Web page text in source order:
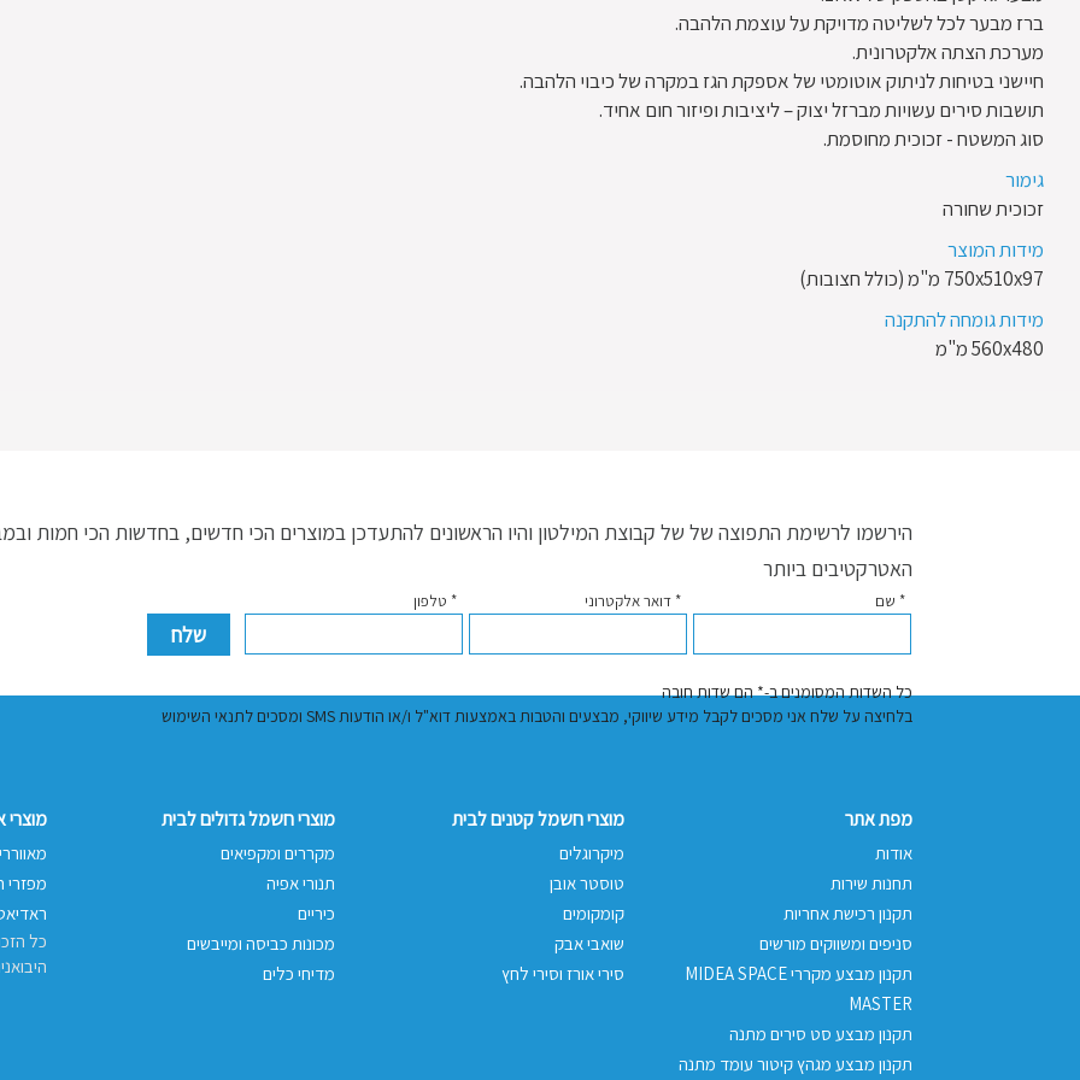
ברז מבער לכל לשליטה מדויקת על עוצמת הלהבה.
מערכת הצתה אלקטרונית.
חיישני בטיחות לניתוק אוטומטי של אספקת הגז במקרה של כיבוי הלהבה.
תושבות סירים עשויות מברזל יצוק – ליציבות ופיזור חום אחיד.
סוג המשטח - זכוכית מחוסמת.
גימור
זכוכית שחורה
מידות המוצר
750x510x97 מ"מ (כולל חצובות)
מידות גומחה להתקנה
560x480 מ"מ
הירשמו לרשימת התפוצה של של קבוצת המילטון והיו הראשונים להתעדכן במוצרים הכי חדשים, בחדשות הכי חמות
האטרקטיבים ביותר
* שם * דואר אלקטרוני * טלפון
כל השדות המסומנים ב-* הם שדות חובה
בלחיצה על שלח אני מסכים לקבל מידע שיווקי, מבצעים והטבות באמצעות דוא"ל ו/או הודעות SMS ומסכים לתנאי השימוש
מפת אתר
אודות
תחנות שירות
תקנון רכישת אחריות
סניפים ומשווקים מורשים
תקנון מבצע מקררי MIDEA SPACE
MASTER
תקנון מבצע סט סירים מתנה
תקנון מבצע מגהץ קיטור עומד מתנה
מוצרי חשמל קטנים לבית
מיקרוגלים
טוסטר אובן
קומקומים
שואבי אבק
סירי אורז וסירי לחץ
מוצרי חשמל גדולים לבית
מקררים ומקפיאים
תנורי אפיה
כיריים
מכונות כביסה ומייבשים
מדיחי כלים
מוצרי
מפזרי
כל